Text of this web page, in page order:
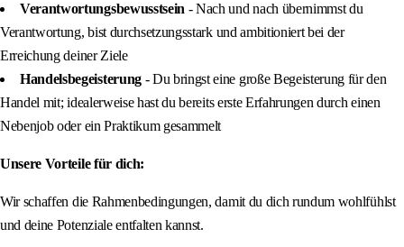
Verantwortungsbewusstsein - Nach und nach übernimmst du
Verantwortung, bist durchsetzungsstark und ambitioniert bei der
Erreichung deiner Ziele
Handelsbegeisterung- Du bringst eine große Begeisterung für den
Handel mit; idealerweise hast du bereits erste Erfahrungen durch einen
Nebenjob oder ein Praktikum gesammelt
Unsere Vorteile für dich:
Wir schaffen die Rahmenbedingungen, damit du dich rundum wohlfühlst
und deine Potenziale entfalten kannst.